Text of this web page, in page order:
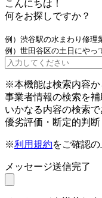
こんにちは！
何をお探しですか？
例）渋谷駅の水まわり修理
例）世田谷区の土日にやっ
※本機能は検索内容か
事業者情報の検索を補
いかなる内容の検索
優劣評価・断定的判断
※利用規約をご確認
メッセージ送信完了